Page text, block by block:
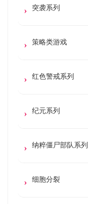
突袭系列
策略类游戏
红色警戒系列
纪元系列
纳粹僵尸部队系列
细胞分裂